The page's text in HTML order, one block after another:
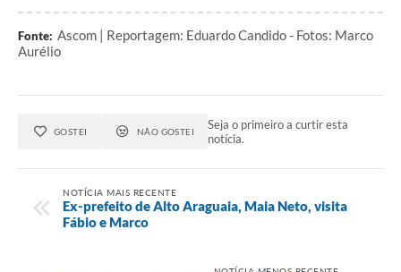
Fonte: Ascom | Reportagem: Eduardo Candido - Fotos: Marco
Aurélio
GOSTEI NÃO GOSTEI
Seja o primeiro a curtir esta
notícia.
NOTÍCIA MAIS RECENTE
Ex-prefeito de Alto Araguaia, Maia Neto, visita
Fábio e Marco